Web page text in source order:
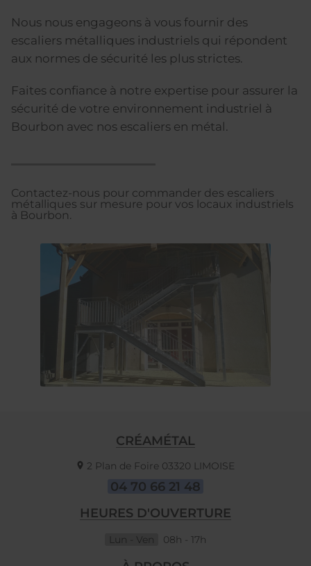
Nous nous engageons à vous fournir des
escaliers métalliques industriels qui répondent
aux normes de sécurité les plus strictes.
Faites confiance à notre expertise pour assurer la
sécurité de votre environnement industriel à
Bourbon avec nos escaliers en métal.
Contactez-nous pour commander des escaliers
métalliques sur mesure pour vos locaux industriels
à Bourbon.
CRÉAMÉTAL
2 Plan de Foire 03320 LIMOISE
04 70 66 21 48
HEURES D'OUVERTURE
Lun - Ven 08h - 17h